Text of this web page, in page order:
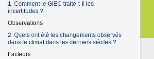
1. Comment le GIEC traite-t-il les
incertitudes ?
Observations
2. Quels ont été les changements observés
dans le climat dans les derniers siècles ?
Facteurs